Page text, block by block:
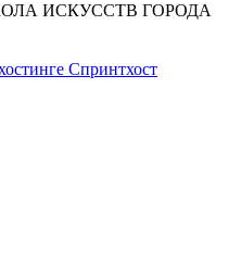
ИСКУССТВ ГОРОДА
Спринтхост